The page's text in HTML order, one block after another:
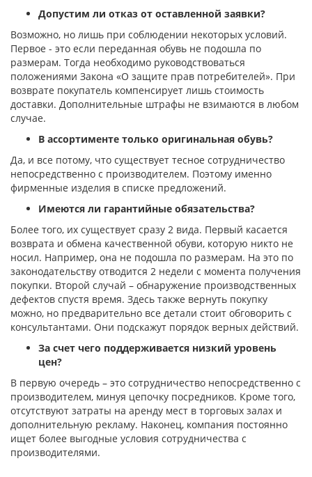
Допустим ли отказ от оставленной заявки?
Возможно, но лишь при соблюдении некоторых условий.
Первое - это если переданная обувь не подошла по
размерам. Тогда необходимо руководствоваться
положениями Закона «О защите прав потребителей». При
возврате покупатель компенсирует лишь стоимость
доставки. Дополнительные штрафы не взимаются в любом
случае.
В ассортименте только оригинальная обувь?
Да, и все потому, что существует тесное сотрудничество
непосредственно с производителем. Поэтому именно
фирменные изделия в списке предложений.
Имеются ли гарантийные обязательства?
Более того, их существует сразу 2 вида. Первый касается
возврата и обмена качественной обуви, которую никто не
носил. Например, она не подошла по размерам. На это по
законодательству отводится 2 недели с момента получения
покупки. Второй случай – обнаружение производственных
дефектов спустя время. Здесь также вернуть покупку
можно, но предварительно все детали стоит обговорить с
консультантами. Они подскажут порядок верных действий.
За счет чего поддерживается низкий уровень
цен?
В первую очередь – это сотрудничество непосредственно с
производителем, минуя цепочку посредников. Кроме того,
отсутствуют затраты на аренду мест в торговых залах и
дополнительную рекламу. Наконец, компания постоянно
ищет более выгодные условия сотрудничества с
производителями.